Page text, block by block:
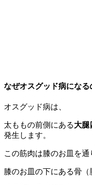
なぜオスグッド病になる
オスグッド病は、
太ももの前側にある大腿
発生します。
この筋肉は膝のお皿を通
膝のお皿の下にある骨（